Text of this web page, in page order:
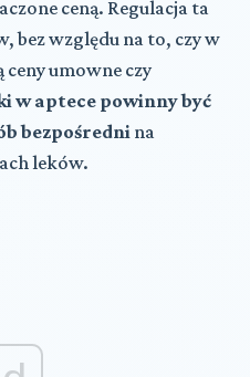
ceną. Regulacja ta
bez względu na to, czy w
umowne czy
w aptece powinny być
bezpośredni na
leków.